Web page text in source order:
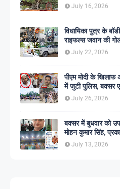
July 16, 2026
विधायिका पुत्र के
राइफल्स जवान की
गिरफ्तार
July 22, 2026
पीएम मोदी के
में जुटी पुलिस, बक्सर
July 26, 2026
बक्सर में बुधवार को
मोहन कुमार सिंह,
July 13, 2026